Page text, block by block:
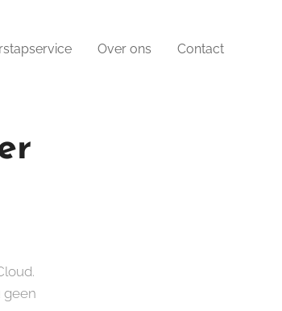
Over ons Contact
geen